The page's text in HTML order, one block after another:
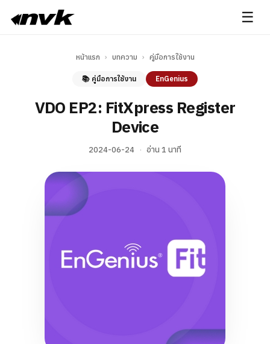
☰
หน้าแรก › บทความ › คู่มือการใช้งาน
📚 คู่มือการใช้งาน EnGenius
VDO EP2: FitXpress Register
Device
2024-06-24 · อ่าน 1 นาที